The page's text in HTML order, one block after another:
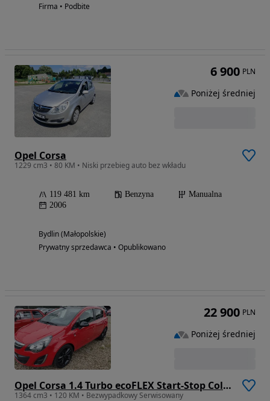
Firma • Podbite
Opel Corsa
1229 cm3 • 80 KM • Niski przebieg auto bez wkładu
119 481 km Benzyna
Manualna
2006
Bydlin (Małopolskie)
Prywatny sprzedawca • Opublikowano
6 900 PLN
Poniżej średniej
Opel Corsa 1.4 Turbo ecoFLEX Start-Stop Color Edition
1364 cm3 • 120 KM • Bezwypadkowy Serwisowany
22 900 PLN
Poniżej średniej